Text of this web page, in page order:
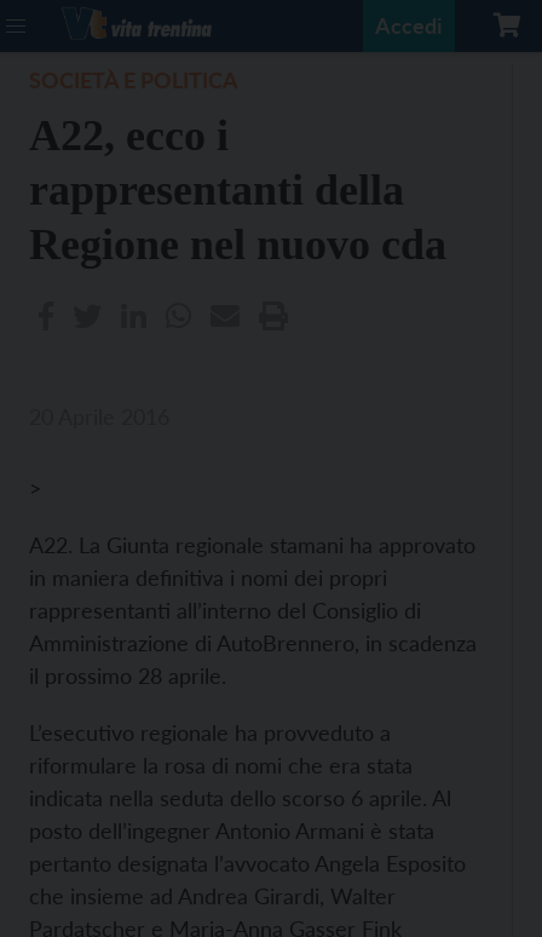
Accedi
A22, ecco i
rappresentanti della
Regione nel nuovo cda
>
A22. La Giunta regionale stamani ha approvato
in maniera definitiva i nomi dei propri
rappresentanti all’interno del Consiglio di
Amministrazione di AutoBrennero, in scadenza
il prossimo 28 aprile.
L’esecutivo regionale ha provveduto a
riformulare la rosa di nomi che era stata
indicata nella seduta dello scorso 6 aprile. Al
posto dell’ingegner Antonio Armani è stata
pertanto designata l’avvocato Angela Esposito
che insieme ad Andrea Girardi, Walter
Pardatscher e Maria-Anna Gasser Fink